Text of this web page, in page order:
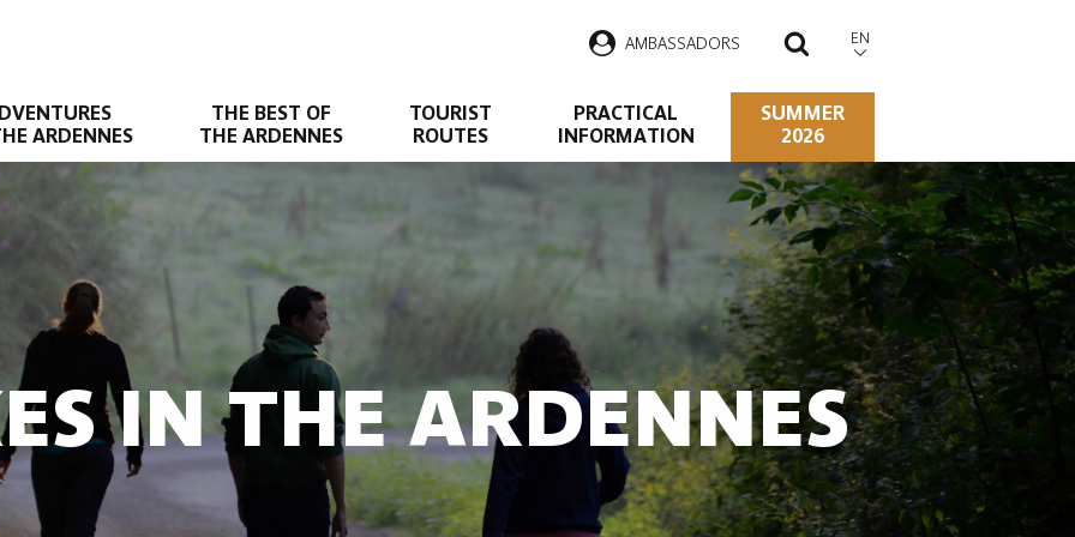
AMBASSADORS SEARCH
EN
ARDENNES
THE BEST OF
THE ARDENNES
TOURIST
ROUTES
PRACTICAL
INFORMATION
SUMMER
2026
IN THE ARDENNES